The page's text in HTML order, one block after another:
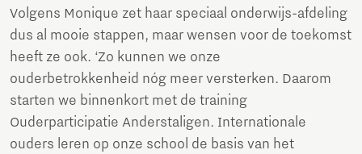
Volgens Monique zet haar speciaal onderwijs-afdeling
dus al mooie stappen, maar wensen voor de toekomst
heeft ze ook. ‘Zo kunnen we onze
ouderbetrokkenheid nóg meer versterken. Daarom
starten we binnenkort met de training
Ouderparticipatie Anderstaligen. Internationale
ouders leren op onze school de basis van het